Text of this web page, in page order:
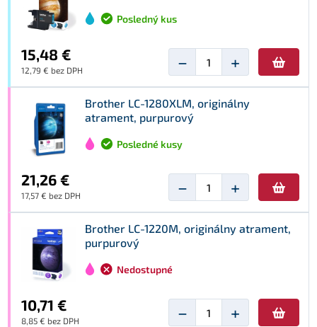
Posledný kus
15,48 €
12,79 € bez DPH − +
Brother LC-1280XLM, originálny
atrament, purpurový
Posledné kusy
21,26 €
17,57 € bez DPH − +
Brother LC-1220M, originálny atrament,
purpurový
Nedostupné
10,71 €
8,85 € bez DPH − +